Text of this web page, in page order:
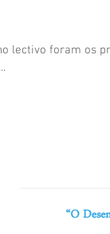
lectivo foram os